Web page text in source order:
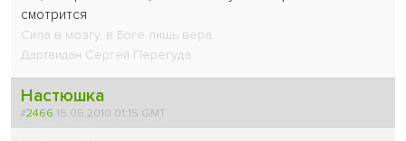
смотрится
Сила в мозгу, в Боге лишь вера.
Дартвидан Сергей Перегуда
Настюшка
#2466 15.05.2010 01:15 GMT